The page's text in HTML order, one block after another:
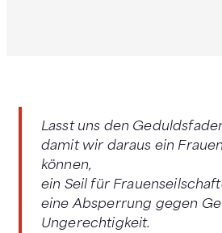
Lasst uns den
damit wir daraus ein
können,
ein Seil für
eine Absperrung gegen
Ungerechtigkeit.